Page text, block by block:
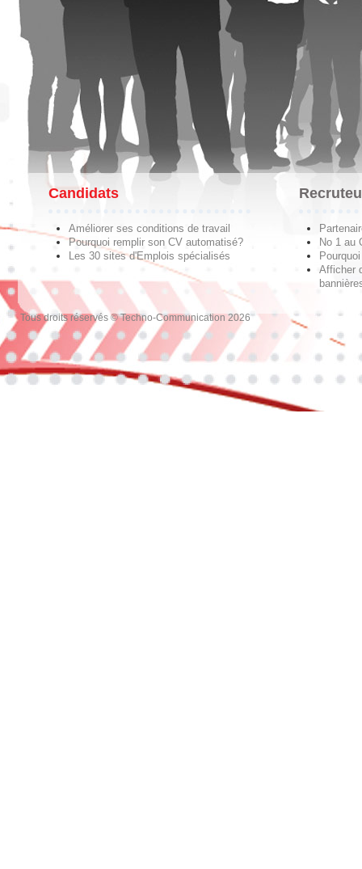
Candidats
Améliorer ses conditions de travail
Pourquoi remplir son CV automatisé?
Les 30 sites d'Emplois spécialisés
No 1 au
Afficher
Tous droits réservés © Techno-Communication 2026